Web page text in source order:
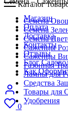
Магазин
Оплата
Доставка
Контакты
Отзывы
Блог
Как
0
Каталог
Семена
Семена
Семена
Саженцы
Саженцы
Газонная
Лампы для
Средства
Товары для
Удобрения